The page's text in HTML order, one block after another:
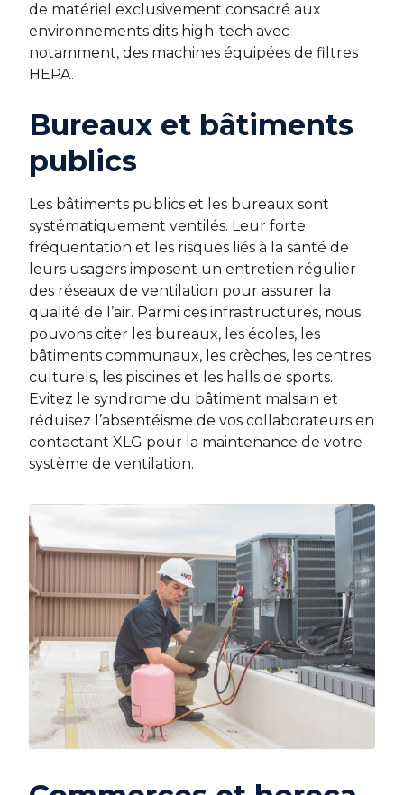
de matériel exclusivement consacré aux
environnements dits high-tech avec
notamment, des machines équipées de filtres
HEPA.
Bureaux et bâtiments
publics
Les bâtiments publics et les bureaux sont
systématiquement ventilés. Leur forte
fréquentation et les risques liés à la santé de
leurs usagers imposent un entretien régulier
des réseaux de ventilation pour assurer la
qualité de l’air. Parmi ces infrastructures, nous
pouvons citer les bureaux, les écoles, les
bâtiments communaux, les crèches, les centres
culturels, les piscines et les halls de sports.
Evitez le syndrome du bâtiment malsain et
réduisez l’absentéisme de vos collaborateurs en
contactant XLG pour la maintenance de votre
système de ventilation.